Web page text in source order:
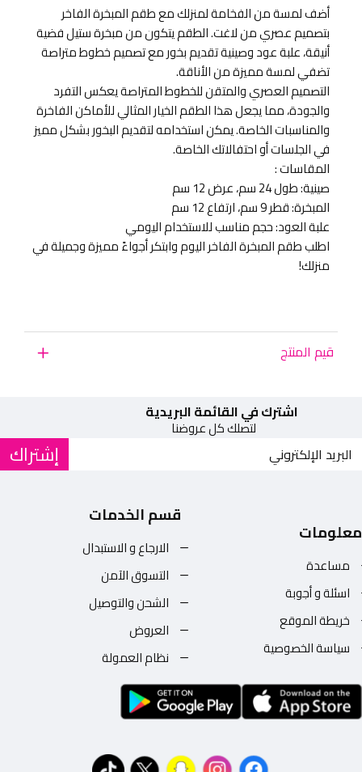
أضف لمسة من الفخامة لمنزلك مع طقم المبخرة الفاخر
بتصميم عصري من لاغت. الطقم يتكون من مبخرة ستيل فضية
أنيقة، علبة عود وصينية تقديم بخور مع تصميم خطوط متراصة
تضفي لمسة مميزة من الأناقة.
التصميم العصري والمتقن للخطوط المتراصة يعكس التفرد
والجودة، مما يجعل هذا الطقم الخيار المثالي للأماكن الفاخرة
والمناسبات الخاصة. يمكن استخدامه لتقديم البخور بشكل مميز
في الجلسات أو احتفالاتك الخاصة.
المقاسات :
صينية: طول 24 سم، عرض 12 سم
المبخرة: قطر 9 سم، ارتفاع 12 سم
علبة العود: حجم مناسب للاستخدام اليومي
اطلب طقم المبخرة الفاخر اليوم وابتكر أجواءً مميزة وجميلة في
منزلك!
قيم المنتج
اشترك في القائمة البريدية
لتصلك كل عروضنا
إشتراك
معلومات
مساعدة
اسئلة و أجوبة
خريطة الموقع
سياسة الخصوصية
قسم الخدمات
الارجاع و الاستبدال
التسوق الآمن
الشحن والتوصيل
العروض
نظام العمولة